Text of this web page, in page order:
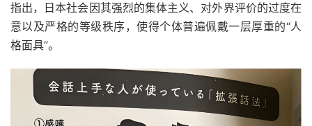
指出，日本社会因其强烈的集体主义、对外界评价的过度在
意以及严格的等级秩序，使得个体普遍佩戴一层厚重的“人
格面具”。